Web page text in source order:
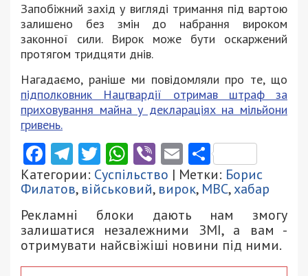
Запобіжний захід у вигляді тримання під вартою
залишено без змін до набрання вироком
законної сили. Вирок може бути оскаржений
протягом тридцяти днів.
Нагадаємо, раніше ми повідомляли про те, що
підполковник Нацгвардії отримав штраф за
приховування майна у деклараціях на мільйони
гривень.
Facebook
Telegram
Twitter
WhatsApp
ViberEmail
Категории: Суспільство | Метки: Борис
Филатов, військовий, вирок, МВС,хабар
Рекламні блоки дають нам змогу
залишатися незалежними ЗМІ, а вам -
отримувати найсвіжіші новини під ними.